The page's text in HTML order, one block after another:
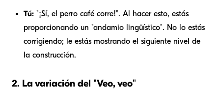
Tú: "¡Sí, el perro café corre!". Al hacer esto, estás
proporcionando un "andamio lingüístico". No lo estás
corrigiendo; le estás mostrando el siguiente nivel de
la construcción.
2. La variación del "Veo, veo"